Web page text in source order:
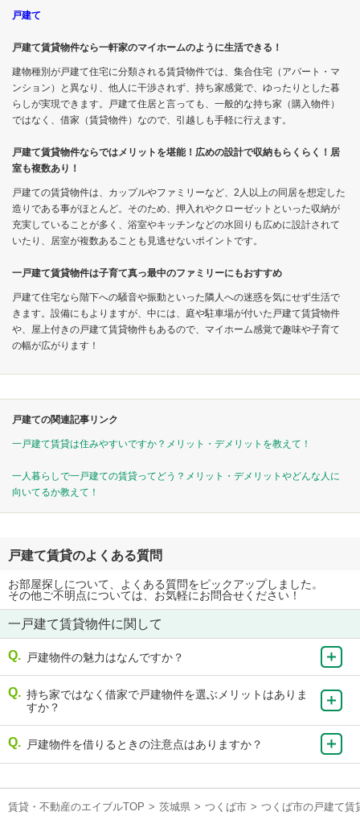
戸建て
戸建て賃貸物件なら一軒家のマイホームのように生活できる！
建物種別が戸建て住宅に分類される賃貸物件では、集合住宅（アパート・マ
ンション）と異なり、他人に干渉されず、持ち家感覚で、ゆったりとした暮
らしが実現できます。戸建て住居と言っても、一般的な持ち家（購入物件）
ではなく、借家（賃貸物件）なので、引越しも手軽に行えます。
戸建て賃貸物件ならではメリットを堪能！広めの設計で収納もらくらく！居
室も複数あり！
戸建ての賃貸物件は、カップルやファミリーなど、2人以上の同居を想定した
造りである事がほとんど。そのため、押入れやクローゼットといった収納が
充実していることが多く、浴室やキッチンなどの水回りも広めに設計されて
いたり、居室が複数あることも見逃せないポイントです。
一戸建て賃貸物件は子育て真っ最中のファミリーにもおすすめ
戸建て住宅なら階下への騒音や振動といった隣人への迷惑を気にせず生活で
きます。設備にもよりますが、中には、庭や駐車場が付いた戸建て賃貸物件
や、屋上付きの戸建て賃貸物件もあるので、マイホーム感覚で趣味や子育て
の幅が広がります！
戸建ての関連記事リンク
一戸建て賃貸は住みやすいですか？メリット・デメリットを教えて！
一人暮らしで一戸建ての賃貸ってどう？メリット・デメリットやどんな人に
向いてるか教えて！
戸建て賃貸のよくある質問
お部屋探しについて、よくある質問をピックアップしました。
その他ご不明点については、お気軽にお問合せください！
一戸建て賃貸物件に関して
戸建物件の魅力はなんですか？
持ち家ではなく借家で戸建物件を選ぶメリットはありま
すか？
戸建物件を借りるときの注意点はありますか？
賃貸・不動産のエイブルTOP > 茨城県 > つくば市 > つくば市の戸建て賃